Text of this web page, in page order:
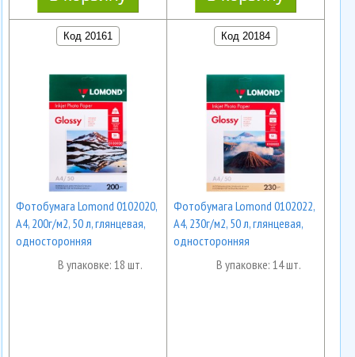
Код 20161
Фотобумага Lomond 0102020,
А4, 200г/м2, 50 л, глянцевая,
односторонняя
В упаковке: 18 шт.
Код 20184
Фотобумага Lomond 0102022,
А4, 230г/м2, 50 л, глянцевая,
односторонняя
В упаковке: 14 шт.